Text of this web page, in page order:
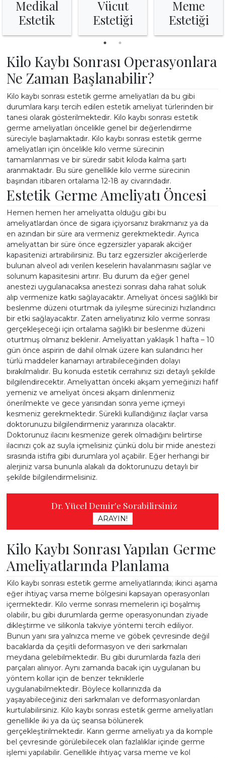
Medikal
Estetik
Vücut
Estetiği
Meme
Estetiği
Kilo Kaybı Sonrası Operasyonlara
Ne Zaman Başlanabilir?
Kilo kaybı sonrası estetik germe ameliyatları da bu gibi
durumlara karşı tercih edilen estetik ameliyat türlerinden bir
tanesi olarak gösterilmektedir. Kilo kaybı sonrası estetik
germe ameliyatları öncelikle genel bir değerlendirme
süreciyle başlamaktadır. Kilo kaybı sonrası estetik germe
ameliyatları için öncelikle kilo verme sürecinin
tamamlanması ve bir süredir sabit kiloda kalma şartı
aranmaktadır. Bu süre genellikle kilo verme sürecinin
başından itibaren ortalama 12-18 ay civarındadır.
Estetik Germe Ameliyatı Öncesi
Hemen hemen her ameliyatta olduğu gibi bu
ameliyatlardan önce de sigara içiyorsanız bırakmanız ya da
en azından bir süre ara vermeniz gerekmektedir. Ayrıca
ameliyattan bir süre önce egzersizler yaparak akciğer
kapasitenizi artırabilirsiniz. Bu tarz egzersizler akciğerlerde
bulunan alveol adı verilen keselerin havalanmasını sağlar ve
solunum kapasitesini artırır. Bu durum da eğer genel
anestezi uygulanacaksa anestezi sonrası daha rahat soluk
alıp vermenize katkı sağlayacaktır. Ameliyat öncesi sağlıklı bir
beslenme düzeni oturtmak da iyileşme sürecinizi hızlandırıcı
bir etki sağlayacaktır. Zaten ameliyatınız kilo verme sonrası
gerçekleşeceği için ortalama sağlıklı bir beslenme düzeni
oturtmuş olmanız beklenir. Ameliyattan yaklaşık 1 hafta – 10
gün önce aspirin de dahil olmak üzere kan sulandırıcı her
türlü maddeler kanamayı artırabileceğinden dolayı
bırakılmalıdır. Bu konuda estetik cerrahınız sizi detaylı şekilde
bilgilendirecektir. Ameliyattan önceki akşam yemeğinizi hafif
yemeniz ve ameliyat öncesi akşam dinlenmeniz
önerilmekte ve gece yarısından sonra yeme içmeyi
kesmeniz gerekmektedir. Sürekli kullandığınız ilaçlar varsa
doktorunuzu bilgilendirmeniz yararınıza olacaktır.
Doktorunuz ilacını kesmenize gerek olmadığını belirtirse
ilacınızı çok az suyla içmelisiniz çünkü dolu bir mide anestezi
sırasında istifra gibi durumlara yol açabilir. Eğer herhangi bir
alerjiniz varsa bununla alakalı da doktorunuzu detaylı bir
şekilde bilgilendirmelisiniz.
Dr. Yücel Demir'e Sorabilirsiniz
ARAYIN!
Kilo Kaybı Sonrası Yapılan Germe
Ameliyatlarında Planlama
Kilo kaybı sonrası estetik germe ameliyatlarında; ikinci aşama
eğer ihtiyaç varsa meme bölgesini kapsayan operasyonları
içermektedir. Kilo verme sonrası memelerin içi boşalmış
olabilir, bu gibi durumlarda germe operasyonundan ziyade
dikleştirme ve silikonla takviye yöntemi tercih ediliyor.
Bunun yanı sıra yalnızca meme ve göbek çevresinde değil
bacaklarda da çeşitli deformasyon ve deri sarkmaları
meydana gelebilmektedir. Bu gibi durumlarda fazla deri
parçaları alınıyor. Aynı zamanda bacak için uygulanan bu
yöntem kollar için de benzer tekniklerle
uygulanabilmektedir. Böylece kollarınızda da
yaşayabileceğiniz deri sarkmaları ve deformasyonlardan
kurtulabilirsiniz. Kilo kaybı sonrası estetik germe ameliyatları
genellikle iki ya da üç seansa bölünerek
gerçekleştirilmektedir. Karın germe ameliyatı ya da komple
bel çevresinde görülebilecek olan fazlalıklar içinde germe
işlemi yapılabilir. Genellikle ihtiyaç varsa meme ve kol